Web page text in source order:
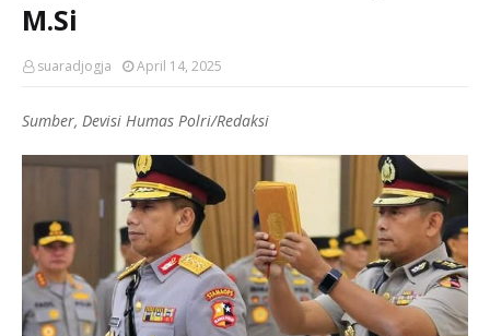
M.Si
suaradjogja April 14, 2025
Sumber, Devisi Humas Polri/Redaksi